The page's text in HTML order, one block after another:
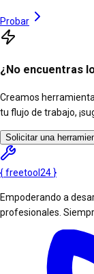
Probar
¿No encuentras
Creamos
tu flujo de trabajo,
Solicitar una
{freetool 24 }
Empoderando a
profesionales.